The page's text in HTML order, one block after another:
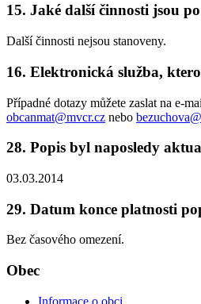
15. Jaké další činnosti jsou
Další činnosti nejsou stanoveny.
16. Elektronická služba,
Případné dotazy můžete zaslat na e-
obcanmat@mvcr.cz nebo
28. Popis byl naposledy
03.03.2014
29. Datum konce platnosti
Bez časového omezení.
Obec
Informace o obci